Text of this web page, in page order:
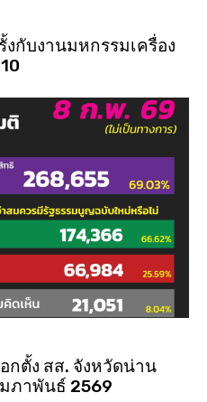
กับงานมหกรรมเครื่อง
กตั้ง สส. จังหวัดน่าน
ภาพันธ์ 2569